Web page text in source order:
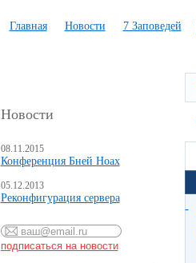
Главная Новости 7 Заповедей
Новости
08.11.2015
Конференция Бней Ноах
05.12.2013
Реконфигурация сервера